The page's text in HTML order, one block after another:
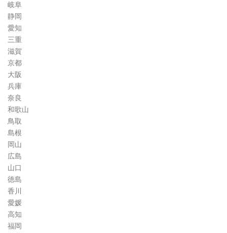
岐阜
静岡
愛知
三重
滋賀
京都
大阪
兵庫
奈良
和歌山
鳥取
島根
岡山
広島
山口
徳島
香川
愛媛
高知
福岡